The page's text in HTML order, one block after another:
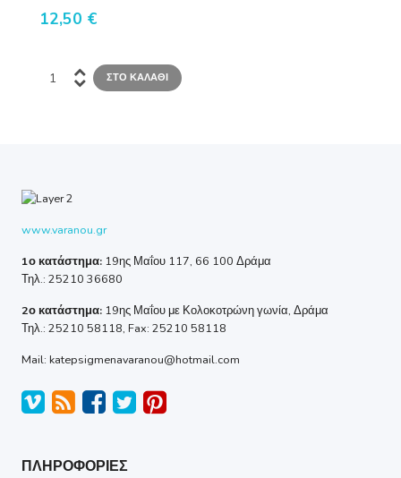
12,50 €
www.varanou.gr
1ο κατάστημα: 19ης Μαΐου 117, 66 100 Δράμα
Τηλ.: 25210 36680
2ο κατάστημα: 19ης Μαΐου με Κολοκοτρώνη γωνία, Δράμα
Τηλ.: 25210 58118, Fax: 25210 58118
Mail: katepsigmenavaranou@hotmail.com
ΠΛΗΡΟΦΟΡΙΕΣ